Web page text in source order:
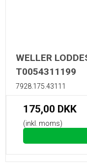
WELLER
T0054311199
7928.175.43111
175,00 DKK
(inkl. moms)